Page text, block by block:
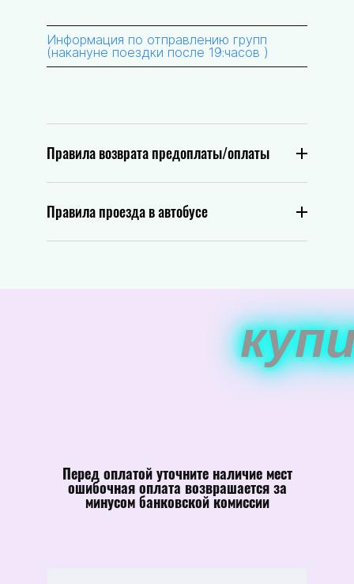
Информация по отправлению групп
(накануне поездки после 19:часов )
Правила возврата предоплаты/оплаты
Правила проезда в автобусе
Перед оплатой уточните наличие мест
ошибочная оплата возврашается за
минусом банковской комиссии